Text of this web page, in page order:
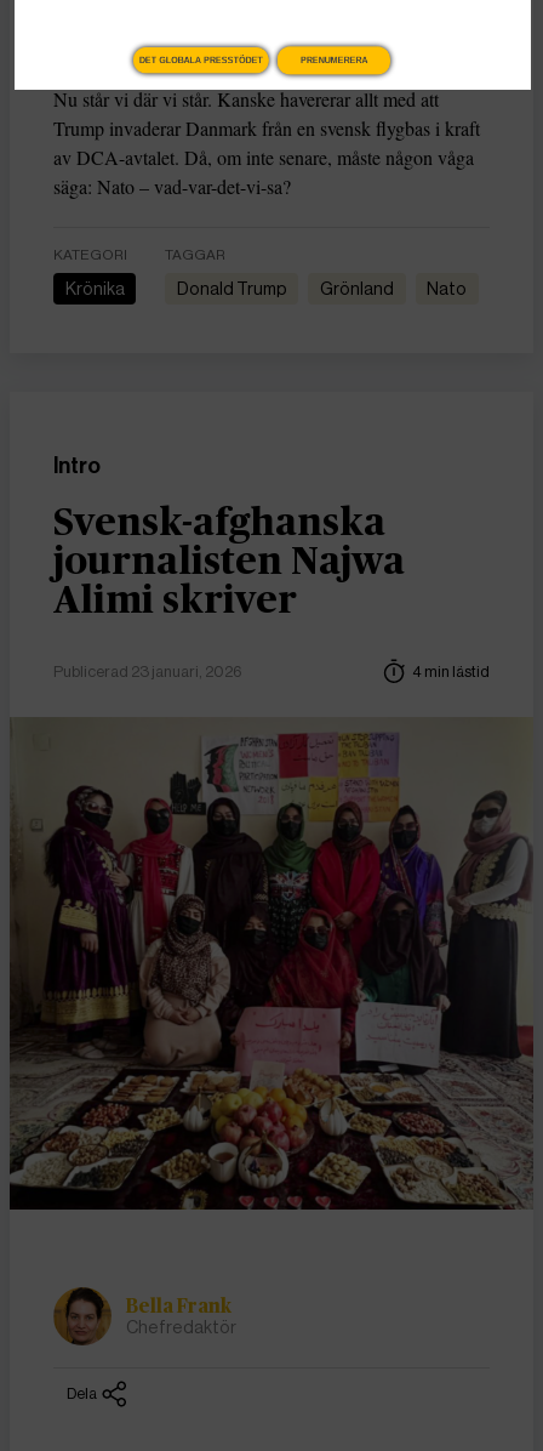
Nato under Trumps ledning. Sällan då, och sällan nu.
Nu står vi där vi står. Kanske havererar allt med att
Trump invaderar Danmark från en svensk flygbas i kraft
av DCA-avtalet. Då, om inte senare, måste någon våga
säga: Nato – vad-var-det-vi-sa?
KATEGORI
Krönika
TAGGAR
Donald Trump Grönland Nato
Intro
Svensk-afghanska
journalisten Najwa
Alimi skriver
Publicerad 23 januari, 2026 4 min lästid
Bella Frank
Chefredaktör
Dela
DET GLOBALA PRESSTÖDET PRENUMERERA